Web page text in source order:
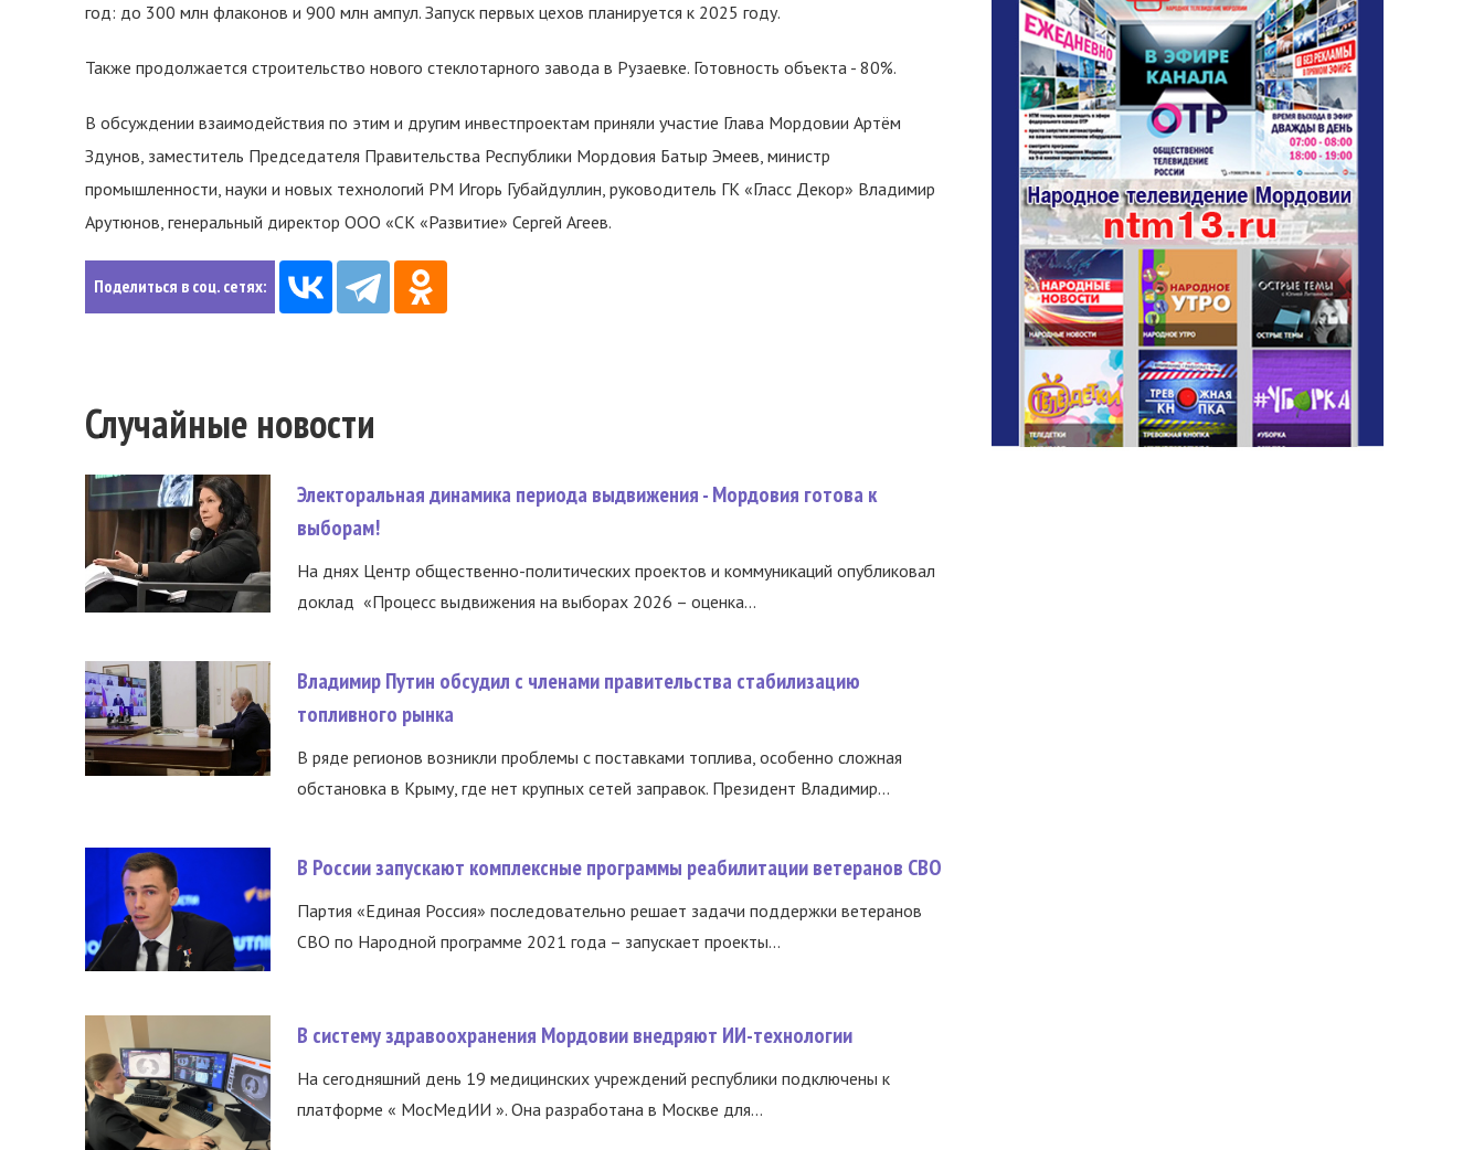
год: до 300 млн флаконов и 900 млн ампул. Запуск первых цехов планируется к 2025 году.
Также продолжается строительство нового стеклотарного завода в Рузаевке. Готовность объекта - 80%.
В обсуждении взаимодействия по этим и другим инвестпроектам приняли участие Глава Мордовии Артём
Здунов, заместитель Председателя Правительства Республики Мордовия Батыр Эмеев, министр
промышленности, науки и новых технологий РМ Игорь Губайдуллин, руководитель ГК «Гласс Декор» Владимир
Арутюнов, генеральный директор ООО «СК «Развитие» Сергей Агеев.
Поделиться в соц. сетях:
Случайные новости
Электоральная динамика периода выдвижения - Мордовия готова к
выборам!
На днях Центр общественно-политических проектов и коммуникаций опубликовал
доклад «Процесс выдвижения на выборах 2026 – оценка...
Владимир Путин обсудил с членами правительства стабилизацию
топливного рынка
В ряде регионов возникли проблемы с поставками топлива, особенно сложная
обстановка в Крыму, где нет крупных сетей заправок. Президент Владимир...
В России запускают комплексные программы реабилитации ветеранов СВО
Партия «Единая Россия» последовательно решает задачи поддержки ветеранов
СВО по Народной программе 2021 года – запускает проекты...
В систему здравоохранения Мордовии внедряют ИИ-технологии
На сегодняшний день 19 медицинских учреждений республики подключены к
платформе « МосМедИИ ». Она разработана в Москве для...